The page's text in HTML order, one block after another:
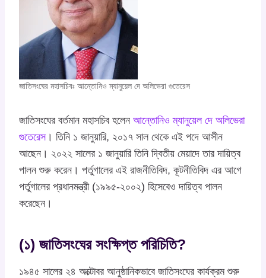
জাতিসংঘের মহাসচিবঃ আন্তোনিও ম্যানুয়েল দে অলিভেরা গুতেরেস
জাতিসংঘের বর্তমান মহাসচিব হলেন আন্তোনিও ম্যানুয়েল দে অলিভেরা
গুতেরেস। তিনি ১ জানুয়ারি, ২০১৭ সাল থেকে এই পদে আসীন
আছেন। ২০২২ সালের ১ জানুয়ারি তিনি দ্বিতীয় মেয়াদে তার দায়িত্ব
পালন শুরু করেন। পর্তুগালের এই রাজনীতিবিদ, কূটনীতিবিদ এর আগে
পর্তুগালের প্রধানমন্ত্রী (১৯৯৫-২০০২) হিসেবেও দায়িত্ব পালন
করেছেন।
(১) জাতিসংঘের সংক্ষিপ্ত পরিচিতি?
১৯৪৫ সালের ২৪ অক্টোবর আনুষ্ঠানিকভাবে জাতিসংঘের কার্যক্রম শুরু